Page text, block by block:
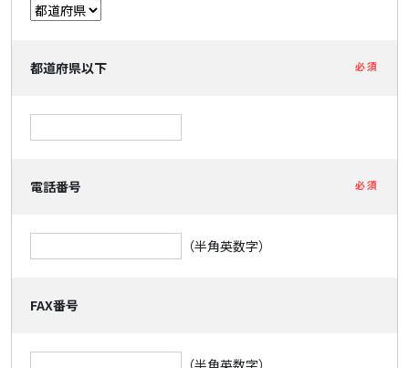
必須
都道府県以下
必須
電話番号
（半角英数字）
FAX番号
（半角英数字）